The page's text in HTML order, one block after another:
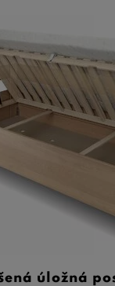
úložná